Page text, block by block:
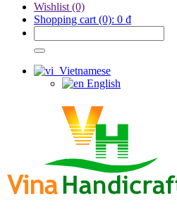
Wishlist (0)
Shopping cart (0): 0 ₫
Vietnamese
English